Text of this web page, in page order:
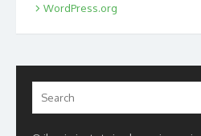
WordPress.org
for: